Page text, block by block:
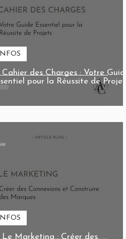
Cahier des Charges : Votre Guide
pour la Réussite de Projets
Le Marketing : Créer des